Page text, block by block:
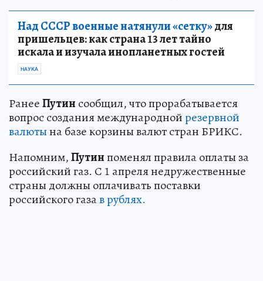
Над СССР военные натянули «сетку»для
пришельцев: как страна 13 лет тайно
искала и изучала инопланетных гостей
НАУКА
РанееПутин сообщил, что прорабатывается
вопрос создания международнойрезервной
валютына базе корзины валют стран БРИКС.
Напомним,Путинпоменял правила оплаты за
российский газ. С 1 апреля недружественные
страны должны оплачивать поставки
российского газав рублях.